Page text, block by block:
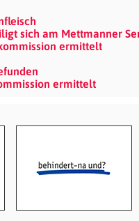
sich am Mettmanner
ermittelt
ermittelt